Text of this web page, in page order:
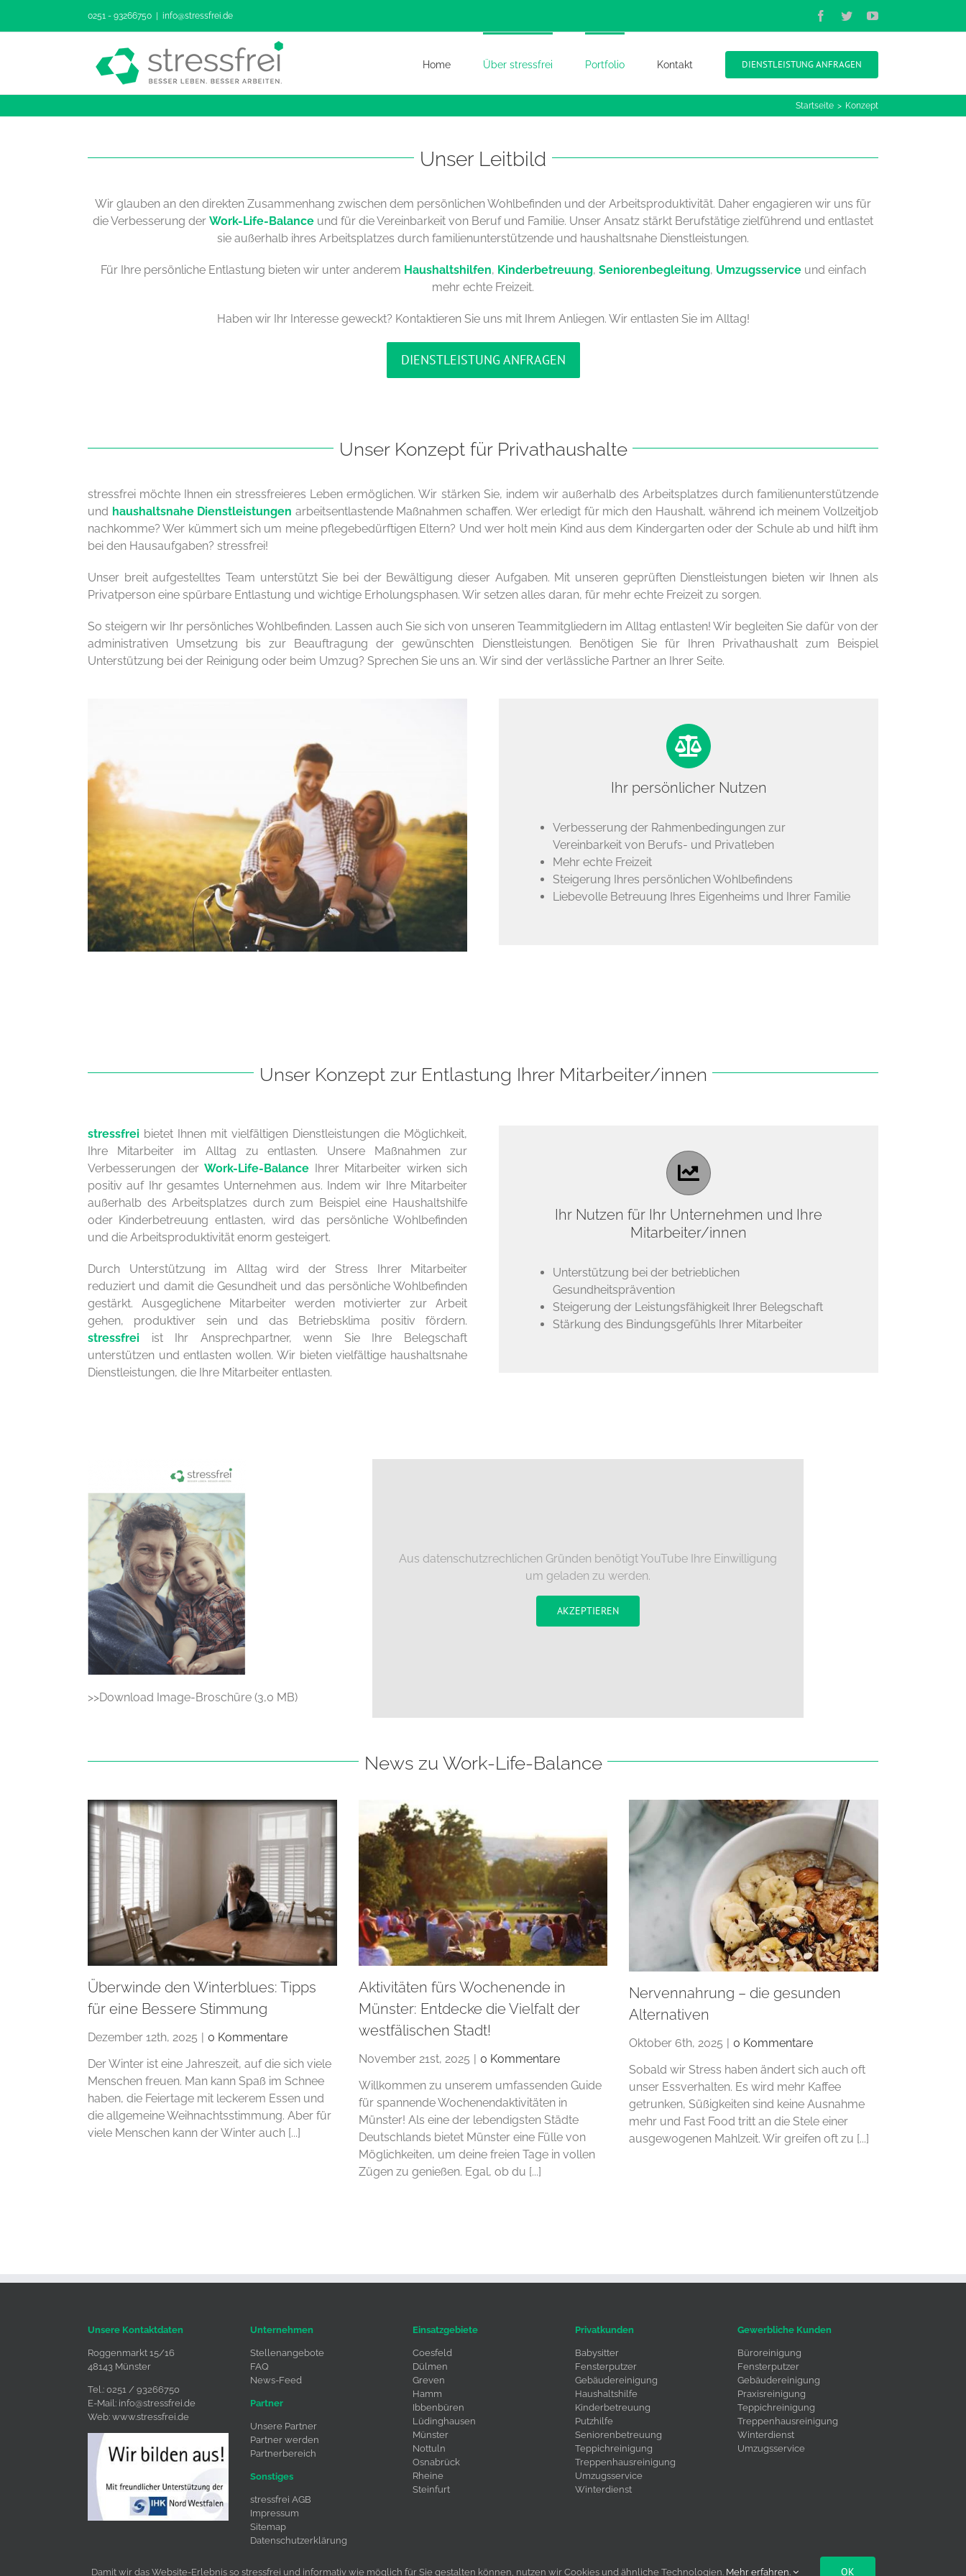
0251 - 93266750 info@stressfrei.de Facebook
TwitterYouTube
Home Über stressfrei Portfolio Kontakt DIENSTLEISTUNG ANFRAGEN
Startseite Konzept
Unser Leitbild
Wir glauben an den direkten Zusammenhang zwischen dem persönlichen Wohlbefinden und der Arbeitsproduktivität. Daher engagieren wir uns für
die Verbesserung der Work-Life-Balance und für die Vereinbarkeit von Beruf und Familie. Unser Ansatz stärkt Berufstätige zielführend und entlastet
sie außerhalb ihres Arbeitsplatzes durch familienunterstützende und haushaltsnahe Dienstleistungen.
Für Ihre persönliche Entlastung bieten wir unter anderem Haushaltshilfen, Kinderbetreuung, Seniorenbegleitung, Umzugsservice und einfach
mehr echte Freizeit.
Haben wir Ihr Interesse geweckt? Kontaktieren Sie uns mit Ihrem Anliegen. Wir entlasten Sie im Alltag!
DIENSTLEISTUNG ANFRAGEN
Unser Konzept für Privathaushalte
stressfrei möchte Ihnen ein stressfreieres Leben ermöglichen. Wir stärken Sie, indem wir außerhalb des Arbeitsplatzes durch familienunterstützende
und haushaltsnahe Dienstleistungen arbeitsentlastende Maßnahmen schaffen. Wer erledigt für mich den Haushalt, während ich meinem Vollzeitjob
nachkomme? Wer kümmert sich um meine pflegebedürftigen Eltern? Und wer holt mein Kind aus dem Kindergarten oder der Schule ab und hilft ihm
bei den Hausaufgaben? stressfrei!
Unser breit aufgestelltes Team unterstützt Sie bei der Bewältigung dieser Aufgaben. Mit unseren geprüften Dienstleistungen bieten wir Ihnen als
Privatperson eine spürbare Entlastung und wichtige Erholungsphasen. Wir setzen alles daran, für mehr echte Freizeit zu sorgen.
So steigern wir Ihr persönliches Wohlbefinden. Lassen auch Sie sich von unseren Teammitgliedern im Alltag entlasten! Wir begleiten Sie dafür von der
administrativen Umsetzung bis zur Beauftragung der gewünschten Dienstleistungen. Benötigen Sie für Ihren Privathaushalt zum Beispiel
Unterstützung bei der Reinigung oder beim Umzug? Sprechen Sie uns an. Wir sind der verlässliche Partner an Ihrer Seite.
Ihr persönlicher Nutzen
Verbesserung der Rahmenbedingungen zur
Vereinbarkeit von Berufs- und Privatleben
Mehr echte Freizeit
Steigerung Ihres persönlichen Wohlbefindens
Liebevolle Betreuung Ihres Eigenheims und Ihrer Familie
Unser Konzept zur Entlastung Ihrer Mitarbeiter/innen
stressfrei bietet Ihnen mit vielfältigen Dienstleistungen die Möglichkeit,
Ihre Mitarbeiter im Alltag zu entlasten. Unsere Maßnahmen zur
Verbesserungen der Work-Life-Balance Ihrer Mitarbeiter wirken sich
positiv auf Ihr gesamtes Unternehmen aus. Indem wir Ihre Mitarbeiter
außerhalb des Arbeitsplatzes durch zum Beispiel eine Haushaltshilfe
oder Kinderbetreuung entlasten, wird das persönliche Wohlbefinden
und die Arbeitsproduktivität enorm gesteigert.
Durch Unterstützung im Alltag wird der Stress Ihrer Mitarbeiter
reduziert und damit die Gesundheit und das persönliche Wohlbefinden
gestärkt. Ausgeglichene Mitarbeiter werden motivierter zur Arbeit
gehen, produktiver sein und das Betriebsklima positiv fördern.
stressfrei ist Ihr Ansprechpartner, wenn Sie Ihre Belegschaft
unterstützen und entlasten wollen. Wir bieten vielfältige haushaltsnahe
Dienstleistungen, die Ihre Mitarbeiter entlasten.
Ihr Nutzen für Ihr Unternehmen und Ihre
Mitarbeiter/innen
Unterstützung bei der betrieblichen
Gesundheitsprävention
Steigerung der Leistungsfähigkeit Ihrer Belegschaft
Stärkung des Bindungsgefühls Ihrer Mitarbeiter
>>Download Image-Broschüre (3,0 MB)
Aus datenschutzrechlichen Gründen benötigt YouTube Ihre Einwilligung
um geladen zu werden.
AKZEPTIEREN
News zu Work-Life-Balance
Überwinde den Winterblues: Tipps
für eine Bessere Stimmung
Dezember 12th, 2025
0 Kommentare
Der Winter ist eine Jahreszeit, auf die sich viele
Menschen freuen. Man kann Spaß im Schnee
haben, die Feiertage mit leckerem Essen und
die allgemeine Weihnachtsstimmung. Aber für
viele Menschen kann der Winter auch [...]
Aktivitäten fürs Wochenende in
Münster: Entdecke die Vielfalt der
westfälischen Stadt!
November 21st, 2025
0 Kommentare
Willkommen zu unserem umfassenden Guide
für spannende Wochenendaktivitäten in
Münster! Als eine der lebendigsten Städte
Deutschlands bietet Münster eine Fülle von
Möglichkeiten, um deine freien Tage in vollen
Zügen zu genießen. Egal, ob du [...]
Nervennahrung – die gesunden
Alternativen
Oktober 6th, 2025 | 0 Kommentare
Sobald wir Stress haben ändert sich auch oft
unser Essverhalten. Es wird mehr Kaffee
getrunken, Süßigkeiten sind keine Ausnahme
mehr und Fast Food tritt an die Stele einer
ausgewogenen Mahlzeit. Wir greifen oft zu [...]
Unsere Kontaktdaten
Roggenmarkt 15/16
48143 Münster
Tel.: 0251 / 93266750
E-Mail: info@stressfrei.de
Web: www.stressfrei.de
Unternehmen
Stellenangebote
FAQ
News-Feed
Partner
Unsere Partner
Partner werden
Partnerbereich
Sonstiges
stressfrei AGB
Impressum
Sitemap
Datenschutzerklärung
Einsatzgebiete
Coesfeld
Dülmen
Greven
Hamm
Ibbenbüren
Lüdinghausen
Münster
Nottuln
Osnabrück
Rheine
Steinfurt
Privatkunden
Babysitter
Fensterputzer
Gebäudereinigung
Haushaltshilfe
Kinderbetreuung
Putzhilfe
Seniorenbetreuung
Teppichreinigung
Treppenhausreinigung
Umzugsservice
Winterdienst
Gewerbliche Kunden
Büroreinigung
Fensterputzer
Gebäudereinigung
Praxisreinigung
Teppichreinigung
Treppenhausreinigung
Winterdienst
Umzugsservice
Damit wir das Website-Erlebnis so stressfrei und informativ wie möglich für Sie gestalten können, nutzen wir Cookies und ähnliche Technologien. Mehr erfahren. OK